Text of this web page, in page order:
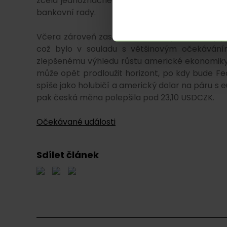
bankovní rady.
Včera zároveň zasedal i americký Fed, který
což bylo v souladu s většinovým
zlepšenému výhledu růstu americké
může opět prodloužit horizont, po kdy bude
spíše jako holubičí a americký dolar na páru s
pak česká měna polepšila pod 23,10 USDCZK.
Očekávané události
Sdílet článek